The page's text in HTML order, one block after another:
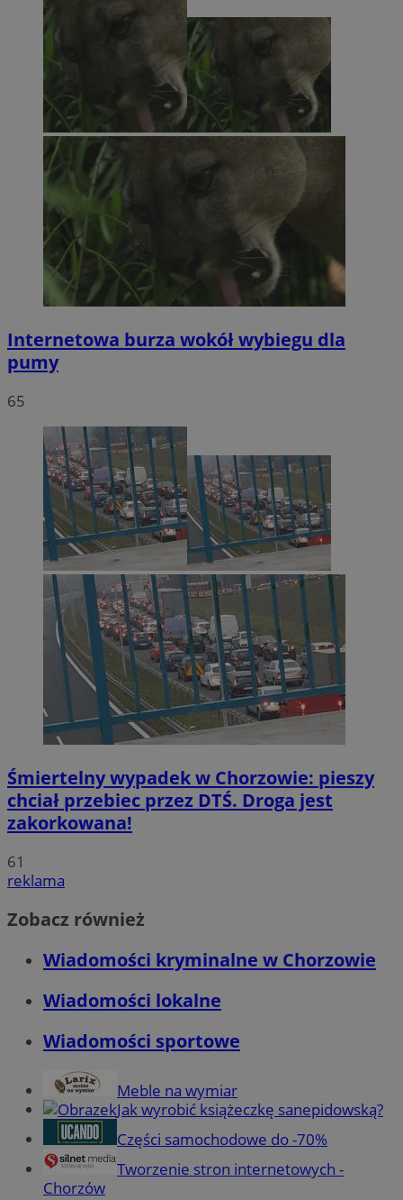
Internetowa burza wokół wybiegu dla
pumy
65
Śmiertelny wypadek w Chorzowie: pieszy
chciał przebiec przez DTŚ. Droga jest
zakorkowana!
61
reklama
Zobacz również
Wiadomości kryminalne w Chorzowie
Wiadomości lokalne
Wiadomości sportowe
Meble na wymiar
Jak wyrobić książeczkę sanepidowską?
Części samochodowe do -70%
Tworzenie stron internetowych -
Chorzów